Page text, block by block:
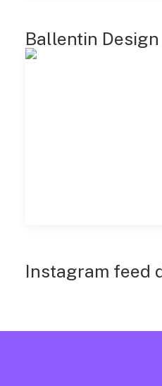
Ballentin Design
Instagram feed